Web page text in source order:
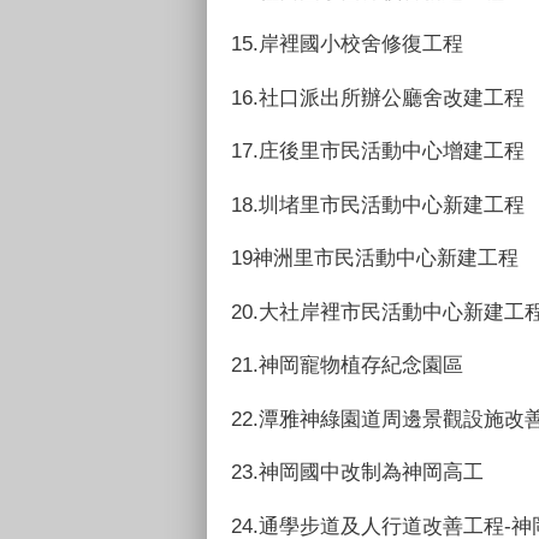
15.岸裡國小校舍修復工程
16.社口派出所辦公廳舍改建工程
17.庄後里市民活動中心增建工程
18.圳堵里市民活動中心新建工程
19神洲里市民活動中心新建工程
20.大社岸裡市民活動中心新建工
21.神岡寵物植存紀念園區
22.潭雅神綠園道周邊景觀設施改
23.神岡國中改制為神岡高工
24.通學步道及人行道改善工程-神